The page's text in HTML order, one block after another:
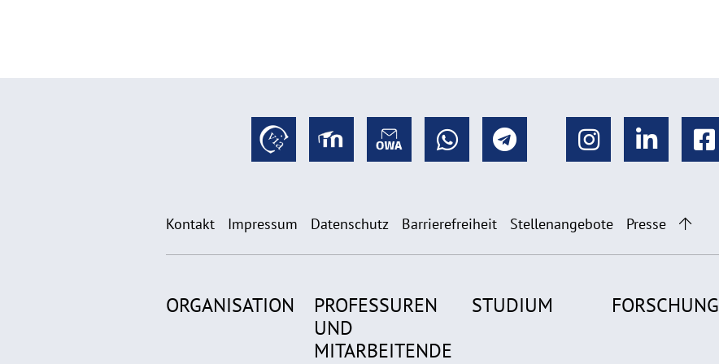
Kontakt Impressum Datenschutz Barrierefreiheit Stellenangebote Presse
ORGANISATION
PROFESSUREN
UND
MITARBEITENDE
STUDIUM FORSCHUNG